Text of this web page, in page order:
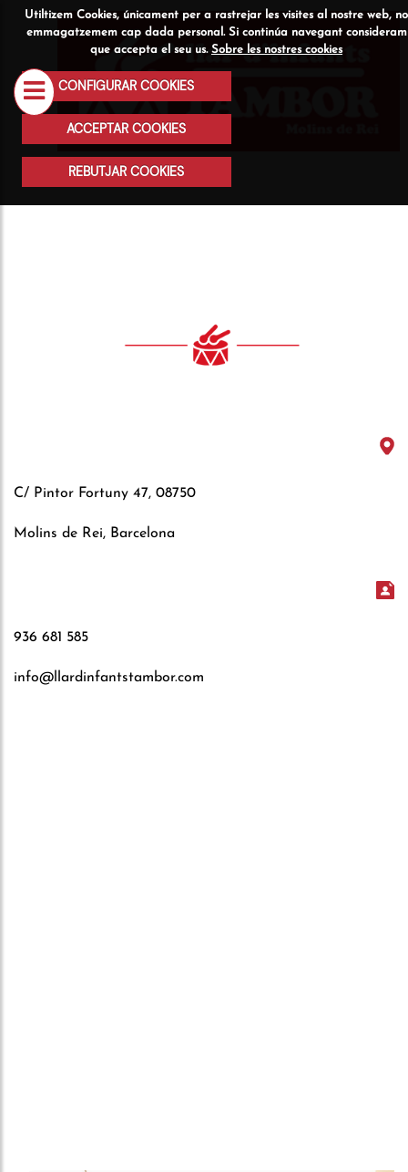
Utiltizem Cookies, únicament per a rastrejar les visites al nostre web, no
emmagatzemem cap dada personal. Si continúa navegant consideram
que accepta el seu us. Sobre les nostres cookies
CONFIGURAR COOKIES
ACCEPTAR COOKIES
REBUTJAR COOKIES
Qui
Serveis Activitats
C/ Pintor Fortuny 47, 08750
Molins de Rei, Barcelona
936 681 585
info@llardinfantstambor.com